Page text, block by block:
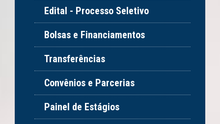
Edital - Processo Seletivo
Bolsas e Financiamentos
Transferências
Convênios e Parcerias
Painel de Estágios